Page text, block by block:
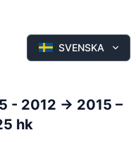
SVENSKA
- 2012 -> 2015 –
hk